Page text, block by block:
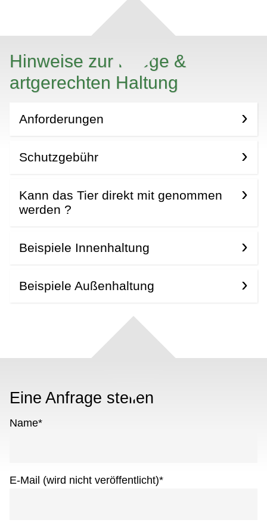
Hinweise zur Pflege &
artgerechten Haltung
Anforderungen
Schutzgebühr
Kann das Tier direkt mit genommen
werden ?
Beispiele Innenhaltung
Beispiele Außenhaltung
Eine Anfrage stellen
Name*
E-Mail (wird nicht veröffentlicht)*